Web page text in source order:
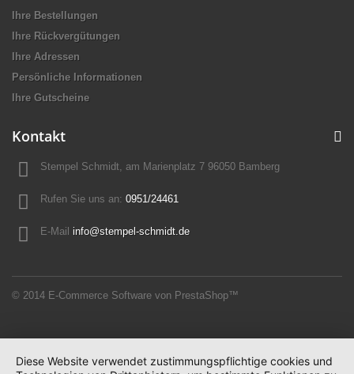
© 2014 E-Commerce Software von PrestaShop™
Ihre Bestellungen
Ihre Rückvergütungen
Ihre Adressen
Persönliche Informationen
Ihre Gutscheine
Kontakt
Stempel Schmidt, am Marienplatz 7 96050 Bamberg
Rufen Sie uns an: 0951/24461
E-Mail info@stempel-schmidt.de
Diese Website verwendet zustimmungspflichtige cookies und